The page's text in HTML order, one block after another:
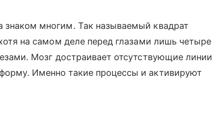
многим. Так называемый квадрат
на самом деле перед глазами лишь четыре
Мозг достраивает отсутствующие линии
Именно такие процессы и активируют